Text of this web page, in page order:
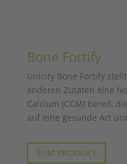
Bone Fortify
Unicity Bone Fortify
anderen Zutaten eine
Calcium (CCM) bereit,
auf eine gesunde Art
ZUM PRODUKT